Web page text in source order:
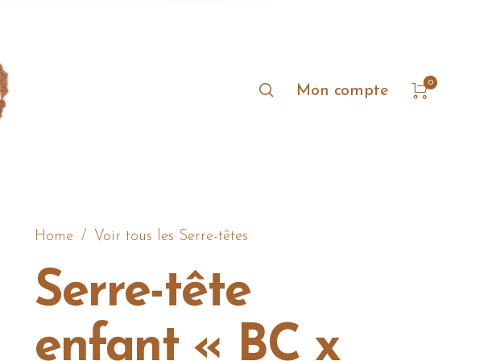
Mon compte
0
Home / Voir tous les Serre-têtes
Serre-tête
enfant « BC x